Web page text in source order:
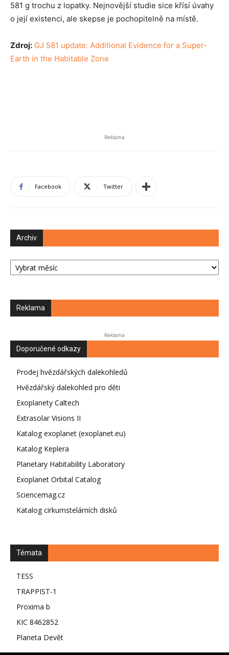
581 g trochu z lopatky. Nejnovější studie sice křísí úvahy
o její existenci, ale skepse je pochopitelně na místě.
Zdroj: GJ 581 update: Additional Evidence for a Super-
Earth in the Habitable Zone
Reklama
Facebook Twitter
Archiv
Archiv
Reklama
Reklama
Doporučené odkazy
Prodej hvězdářských dalekohledů
Hvězdářský dalekohled pro děti
Exoplanety Caltech
Extrasolar Visions II
Katalog exoplanet (exoplanet.eu)
Katalog Keplera
Planetary Habitability Laboratory
Exoplanet Orbital Catalog
Sciencemag.cz
Katalog cirkumstelárních disků
Témata
TESS
TRAPPIST-1
Proxima b
KIC 8462852
Planeta Devět